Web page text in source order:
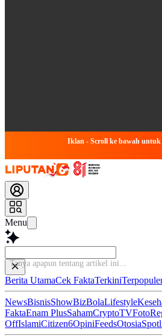
Iklan - Scroll ke bawah
Menu
Bac
Berita UtamaCek FaktaTerkini
NewsBisnisShowBizBolaLifestyle
FaktaEnam PlusSahamCryptoTVFoto
OffIslamiCitizen6OpiniFeedsOtosia